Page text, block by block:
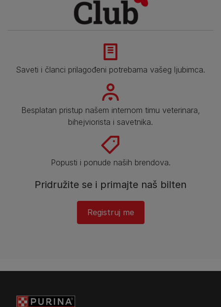
Saveti i članci prilagođeni potrebama vašeg ljubimca.
Besplatan pristup našem internom timu veterinara,
bihejviorista i savetnika.
Popusti i ponude naših brendova.
Pridružite se i primajte naš bilten
Registruj me​